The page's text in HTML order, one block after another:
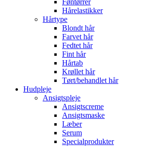
Føntørrer
Hårelastikker
Hårtype
Blondt hår
Farvet hår
Fedtet hår
Fint hår
Hårtab
Krøllet hår
Tørt/behandlet hår
Hudpleje
Ansigtspleje
Ansigtscreme
Ansigtsmaske
Læber
Serum
Specialprodukter